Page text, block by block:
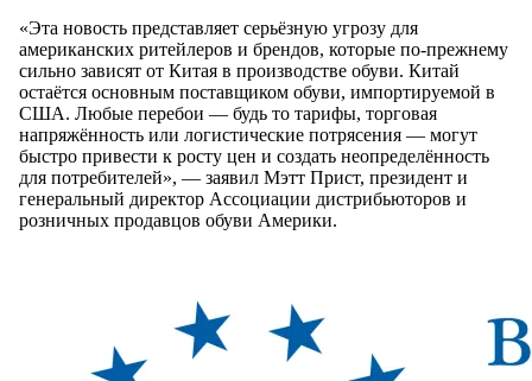
«Эта новость представляет серьёзную угрозу для
американских ритейлеров и брендов, которые по-прежнему
сильно зависят от Китая в производстве обуви. Китай
остаётся основным поставщиком обуви, импортируемой в
США. Любые перебои — будь то тарифы, торговая
напряжённость или логистические потрясения — могут
быстро привести к росту цен и создать неопределённость
для потребителей», — заявил Мэтт Прист, президент и
генеральный директор Ассоциации дистрибьюторов и
розничных продавцов обуви Америки.